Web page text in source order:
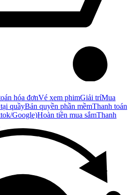
hóa đơnVé xem phimGiải tríMua
quầyBản quyền phần mềmThanh toán
Google)Hoàn tiền mua sắmThanh